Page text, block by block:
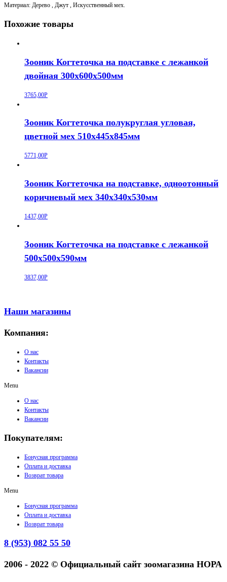
Материал: Дерево , Джут , Искусственный мех.
Похожие товары
Зооник Когтеточка на подставке с лежанкой
двойная 300х600х500мм
3765,00Р
Зооник Когтеточка полукруглая угловая,
цветной мех 510х445х845мм
5771,00Р
Зооник Когтеточка на подставке, одноотонный
коричневый мех 340х340х530мм
1437,00Р
Зооник Когтеточка на подставке с лежанкой
500х500х590мм
3837,00Р
Наши магазины
Компания:
О нас
Контакты
Вакансии
Menu
О нас
Контакты
Вакансии
Покупателям:
Бонусная программа
Оплата и доставка
Возврат товара
Menu
Бонусная программа
Оплата и доставка
Возврат товара
8 (953) 082 55 50
2006 - 2022 © Официальный сайт зоомагазина НОРА